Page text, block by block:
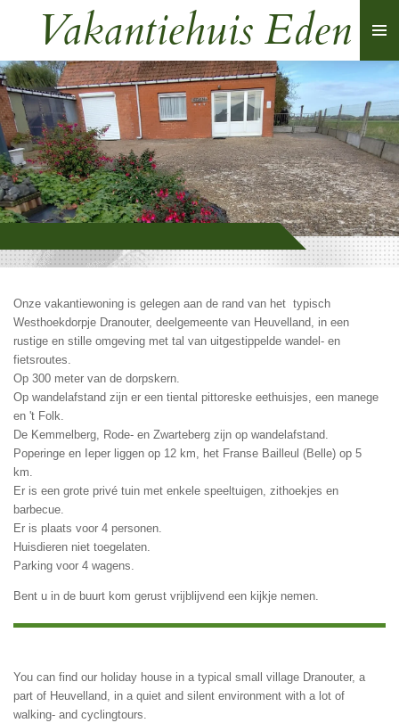
de
hoofdinhoud
Vakantiehuis Eden
Onze vakantiewoning is gelegen aan de rand van het typisch
Westhoekdorpje Dranouter, deelgemeente van Heuvelland, in een
rustige en stille omgeving met tal van uitgestippelde wandel- en
fietsroutes.
Op 300 meter van de dorpskern.
Op wandelafstand zijn er een tiental pittoreske eethuisjes, een manege
en 't Folk.
De Kemmelberg, Rode- en Zwarteberg zijn op wandelafstand.
Poperinge en Ieper liggen op 12 km, het Franse Bailleul (Belle) op 5
km.
Er is een grote privé tuin met enkele speeltuigen, zithoekjes en
barbecue.
Er is plaats voor 4 personen.
Huisdieren niet toegelaten.
Parking voor 4 wagens.
Bent u in de buurt kom gerust vrijblijvend een kijkje nemen.
You can find our holiday house in a typical small village Dranouter, a
part of Heuvelland, in a quiet and silent environment with a lot of
walking- and cyclingtours.